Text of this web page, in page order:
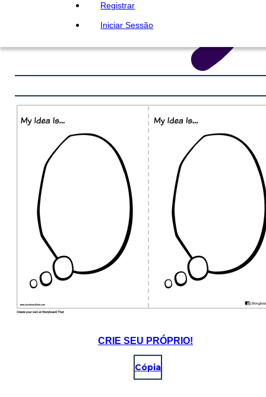
Registrar
Iniciar Sessão
CRIE SEU PRÓPRIO!
Cópia